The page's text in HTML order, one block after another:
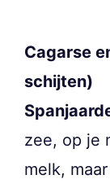
Cagarse
schijten)
zee, op je
melk,